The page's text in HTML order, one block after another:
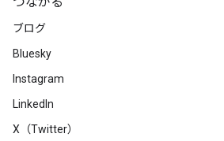
ブログ
Bluesky
Instagram
LinkedIn
X（Twitter）